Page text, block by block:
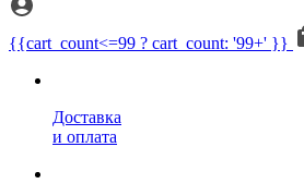
{{cart_count<=99 ? cart_count: '99+' }}
Доставка
и оплата